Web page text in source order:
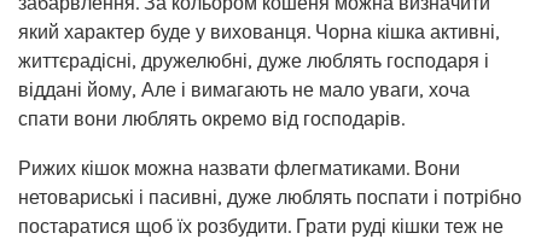
який характер буде у вихованця. Чорна кішка активні,
життєрадісні, дружелюбні, дуже люблять господаря і
віддані йому, Але і вимагають не мало уваги, хоча
спати вони люблять окремо від господарів.
Рижих кішок можна назвати флегматиками. Вони
нетовариські і пасивні, дуже люблять поспати і потрібно
постаратися щоб їх розбудити. Грати руді кішки теж не